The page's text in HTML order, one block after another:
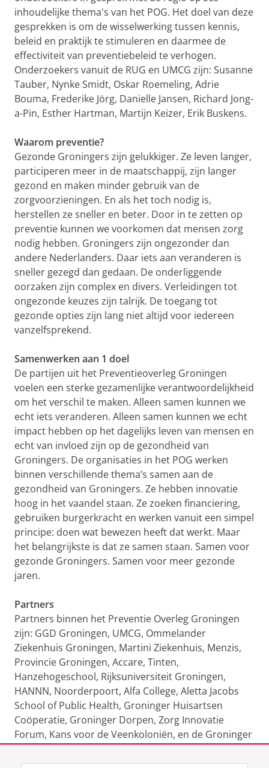
inhoudelijke thema's van het POG. Het doel van deze
gesprekken is om de wisselwerking tussen kennis,
beleid en praktijk te stimuleren en daarmee de
effectiviteit van preventiebeleid te verhogen.
Onderzoekers vanuit de RUG en UMCG zijn: Susanne
Tauber, Nynke Smidt, Oskar Roemeling, Adrie
Bouma, Frederike Jörg, Danielle Jansen, Richard Jong-
a-Pin, Esther Hartman, Martijn Keizer, Erik Buskens.
Waarom preventie?
Gezonde Groningers zijn gelukkiger. Ze leven langer,
participeren meer in de maatschappij, zijn langer
gezond en maken minder gebruik van de
zorgvoorzieningen. En als het toch nodig is,
herstellen ze sneller en beter. Door in te zetten op
preventie kunnen we voorkomen dat mensen zorg
nodig hebben. Groningers zijn ongezonder dan
andere Nederlanders. Daar iets aan veranderen is
sneller gezegd dan gedaan. De onderliggende
oorzaken zijn complex en divers. Verleidingen tot
ongezonde keuzes zijn talrijk. De toegang tot
gezonde opties zijn lang niet altijd voor iedereen
vanzelfsprekend.
Samenwerken aan 1 doel
De partijen uit het Preventieoverleg Groningen
voelen een sterke gezamenlijke verantwoordelijkheid
om het verschil te maken. Alleen samen kunnen we
echt iets veranderen. Alleen samen kunnen we echt
impact hebben op het dagelijks leven van mensen en
echt van invloed zijn op de gezondheid van
Groningers. De organisaties in het POG werken
binnen verschillende thema’s samen aan de
gezondheid van Groningers. Ze hebben innovatie
hoog in het vaandel staan. Ze zoeken financiering,
gebruiken burgerkracht en werken vanuit een simpel
principe: doen wat bewezen heeft dat werkt. Maar
het belangrijkste is dat ze samen staan. Samen voor
gezonde Groningers. Samen voor meer gezonde
jaren.
Partners
Partners binnen het Preventie Overleg Groningen
zijn: GGD Groningen, UMCG, Ommelander
Ziekenhuis Groningen, Martini Ziekenhuis, Menzis,
Provincie Groningen, Accare, Tinten,
Hanzehogeschool, Rijksuniversiteit Groningen,
HANNN, Noorderpoort, Alfa College, Aletta Jacobs
School of Public Health, Groninger Huisartsen
Coöperatie, Groninger Dorpen, Zorg Innovatie
Forum, Kans voor de Veenkoloniën, en de Groninger
gemeenten Eemsdelta, Groningen, Hogeland,
Midden-Groningen, Oldambt, Pekela, Stadskanaal,